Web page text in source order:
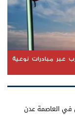
عبر مبادرات نوعية
في العاصمة عدن